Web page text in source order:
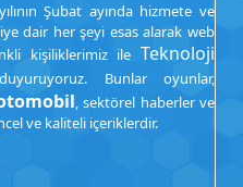
Şubat ayında hizmete ve
dair her şeyi esas alarak web
kişiliklerimiz ile Teknoloji
Bunlar oyunlar,
, sektörel haberler ve
ve kaliteli içeriklerdir.